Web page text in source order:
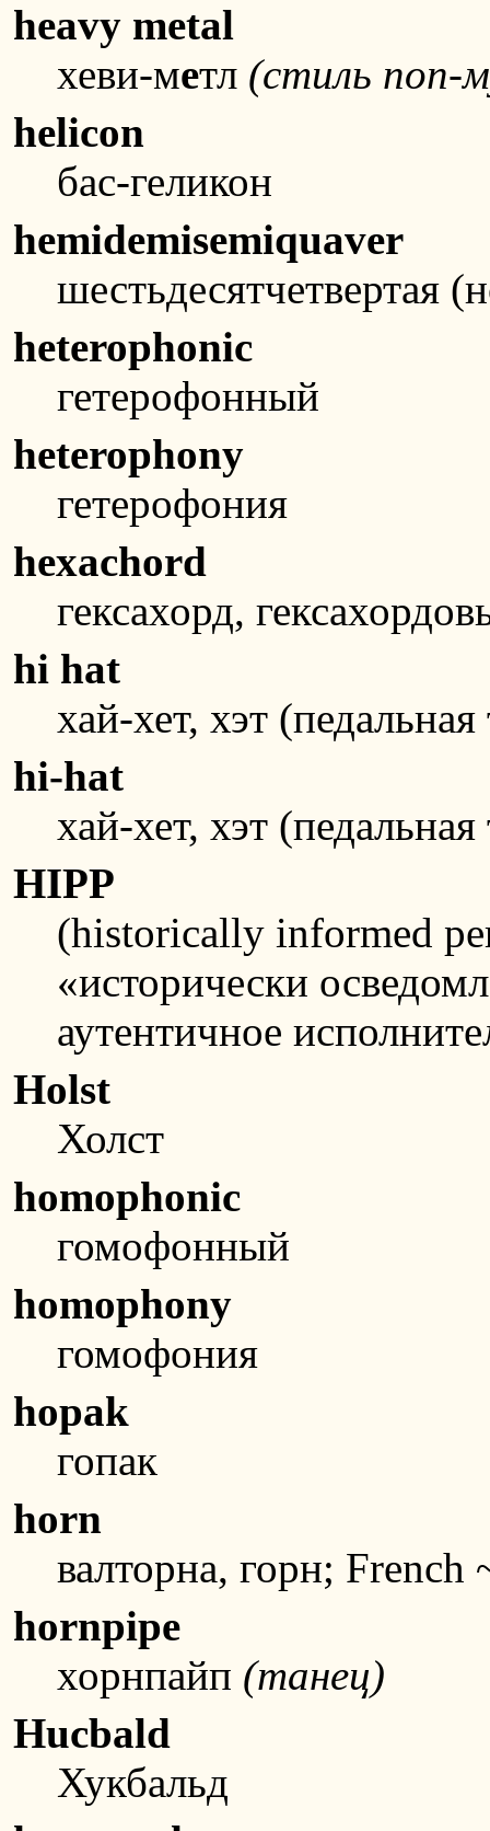
heavy metal
хеви-метл (стиль поп-
helicon
бас-геликон
hemidemisemiquaver
шестьдесятчетвертая
heterophonic
гетерофонный
heterophony
гетерофония
hexachord
гексахорд,
hi hat
хай-хет, хэт (педальная
hi-hat
хай-хет, хэт (педальная
HIPP
(historically informed
«исторически
аутентичное
Holst
Холст
homophonic
гомофонный
homophony
гомофония
hopak
гопак
horn
валторна, горн; French
hornpipe
хорнпайп (танец)
Hucbald
Хукбальд